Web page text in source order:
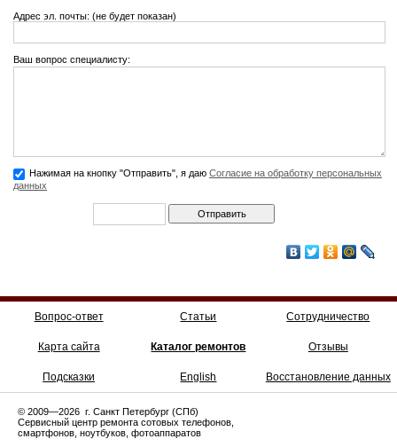
Адрес эл. почты: (не будет показан)
Ваш вопрос специалисту:
Нажимая на кнопку "Отправить", я даю Согласие на обработку персональных
данных
Вопрос-ответ Статьи Сотрудничество
Карта сайта Каталог ремонтов Отзывы
Подсказки English Восстановление данных
© 2009—2026 г. Санкт Петербург (СПб)
Сервисный центр ремонта сотовых телефонов,
смартфонов, ноутбуков, фотоаппаратов